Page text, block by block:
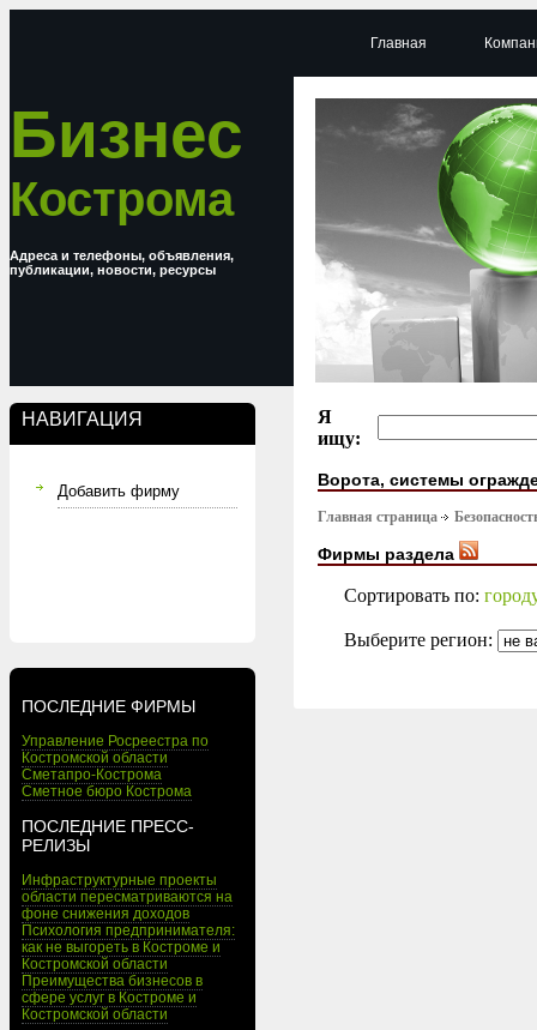
Бизнес
Кострома
Адреса и телефоны, объявления,
публикации, новости, ресурсы
НАВИГАЦИЯ
Добавить фирму
ПОСЛЕДНИЕ ФИРМЫ
Управление Росреестра по
Костромской области
Сметапро-Кострома
Сметное бюро Кострома
ПОСЛЕДНИЕ ПРЕСС-
РЕЛИЗЫ
Инфраструктурные проекты
области пересматриваются на
фоне снижения доходов
Психология предпринимателя:
как не выгореть в Костроме и
Костромской области
Преимущества бизнесов в
сфере услуг в Костроме и
Костромской области
Главная
Я
ищу:
Ворота, системы
Главная страница
Фирмы раздела
Сортировать по:
Выберите регион: